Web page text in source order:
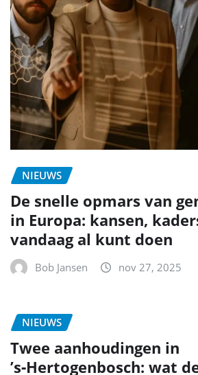
NIEUWS
De snelle opmars van
in Europa: kansen,
vandaag al kunt doen
Bob Jansen nov 27, 2025
NIEUWS
Twee aanhoudingen in
’s‑Hertogenbosch: wat